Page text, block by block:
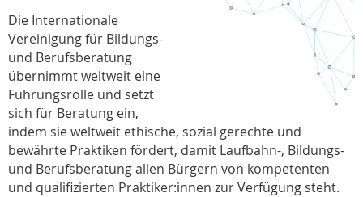
Die Internationale
Vereinigung für Bildungs-
und Berufsberatung
übernimmt weltweit eine
Führungsrolle und setzt
sich für Beratung ein,
indem sie weltweit ethische, sozial gerechte und
bewährte Praktiken fördert, damit Laufbahn-, Bildungs-
und Berufsberatung allen Bürgern von kompetenten
und qualifizierten Praktiker:innen zur Verfügung steht.